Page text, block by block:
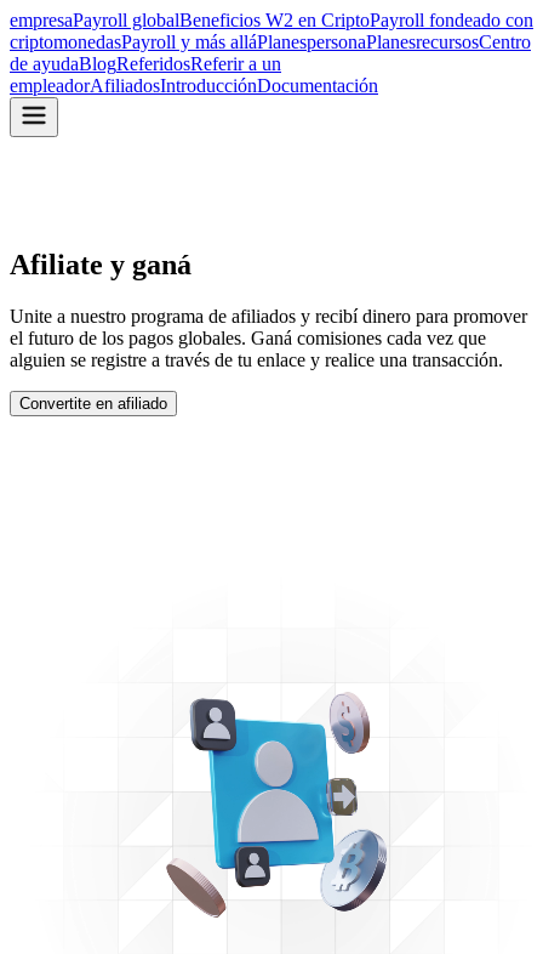
empresaPayroll globalBeneficios W2 en CriptoPayroll fondeado con
criptomonedasPayroll y más alláPlanespersonaPlanesrecursosCentro
de ayudaBlogReferidosReferir a un
empleadorAfiliadosIntroducciónDocumentación
Afiliate y ganá
Unite a nuestro programa de afiliados y recibí dinero para promover
el futuro de los pagos globales. Ganá comisiones cada vez que
alguien se registre a través de tu enlace y realice una transacción.
Convertite en afiliado